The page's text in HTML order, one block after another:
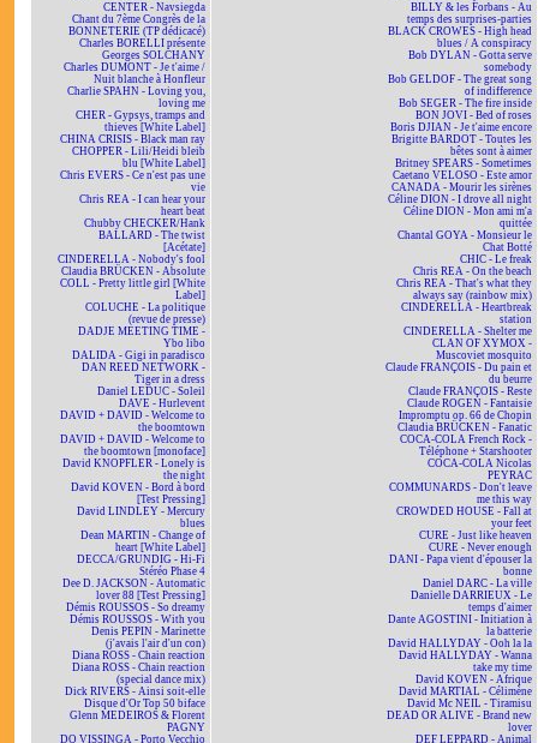
CENTER - Navsiegda
Chant du 7ème Congrès de la
BONNETERIE (TP dédicacé)
Charles BORELLI présente
Georges SOLCHANY
Charles DUMONT - Je t'aime /
Nuit blanche à Honfleur
Charlie SPAHN - Loving you,
loving me
CHER - Gypsys, tramps and
thieves [White Label]
CHINA CRISIS - Black man ray
CHOPPER - Lili/Heidi bleib
blu [White Label]
Chris EVERS - Ce n'est pas une
vie
Chris REA - I can hear your
heart beat
Chubby CHECKER/Hank
BALLARD - The twist
[Acétate]
CINDERELLA - Nobody's fool
Claudia BRÜCKEN - Absolute
COLL - Pretty little girl [White
Label]
COLUCHE - La politique
(revue de presse)
DADJE MEETING TIME -
Ybo libo
DALIDA - Gigi in paradisco
DAN REED NETWORK -
Tiger in a dress
Daniel LEDUC - Soleil
DAVE - Hurlevent
DAVID + DAVID - Welcome to
the boomtown
DAVID + DAVID - Welcome to
the boomtown [monoface]
David KNOPFLER - Lonely is
the night
David KOVEN - Bord à bord
[Test Pressing]
David LINDLEY - Mercury
blues
Dean MARTIN - Change of
heart [White Label]
DECCA/GRUNDIG - Hi-Fi
Stéréo Phase 4
Dee D. JACKSON - Automatic
lover 88 [Test Pressing]
Démis ROUSSOS - So dreamy
Démis ROUSSOS - With you
Denis PEPIN - Marinette
(j'avais l'air d'un con)
Diana ROSS - Chain reaction
Diana ROSS - Chain reaction
(special dance mix)
Dick RIVERS - Ainsi soit-elle
Disque d'Or Top 50 biface
Glenn MEDEIROS & Florent
PAGNY
DO VISSINGA - Porto Vecchio
BILLY & les Forbans - Au
temps des surprises-parties
BLACK CROWES - High head
blues / A conspiracy
Bob DYLAN - Gotta serve
somebody
Bob GELDOF - The great song
of indifference
Bob SEGER - The fire inside
BON JOVI - Bed of roses
Boris DJIAN - Je t'aime encore
Brigitte BARDOT - Toutes les
bêtes sont à aimer
Britney SPEARS - Sometimes
Caetano VELOSO - Este amor
CANADA - Mourir les sirènes
Céline DION - I drove all night
Céline DION - Mon ami m'a
quittée
Chantal GOYA - Monsieur le
Chat Botté
CHIC - Le freak
Chris REA - On the beach
Chris REA - That's what they
always say (rainbow mix)
CINDERELLA - Heartbreak
station
CINDERELLA - Shelter me
CLAN OF XYMOX -
Muscoviet mosquito
Claude FRANÇOIS - Du pain et
du beurre
Claude FRANÇOIS - Reste
Claude ROGEN - Fantaisie
Impromptu op. 66 de Chopin
Claudia BRÜCKEN - Fanatic
COCA-COLA French Rock -
Téléphone + Starshooter
COCA-COLA Nicolas
PEYRAC
COMMUNARDS - Don't leave
me this way
CROWDED HOUSE - Fall at
your feet
CURE - Just like heaven
CURE - Never enough
DANI - Papa vient d'épouser la
bonne
Daniel DARC - La ville
Danielle DARRIEUX - Le
temps d'aimer
Dante AGOSTINI - Initiation à
la batterie
David HALLYDAY - Ooh la la
David HALLYDAY - Wanna
take my time
David KOVEN - Afrique
David MARTIAL - Célimène
David Mc NEIL - Tiramisu
DEAD OR ALIVE - Brand new
lover
DEF LEPPARD - Animal